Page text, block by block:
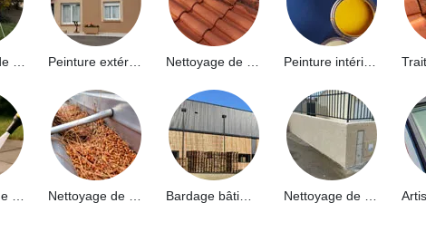
Peinture intérieure 91